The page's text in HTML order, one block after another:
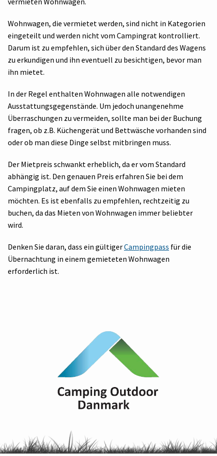
Wohnwagen, die vermietet werden, sind nicht in Kategorien
eingeteilt und werden nicht vom Campingrat kontrolliert.
Darum ist zu empfehlen, sich über den Standard des Wagens
zu erkundigen und ihn eventuell zu besichtigen, bevor man
ihn mietet.
In der Regel enthalten Wohnwagen alle notwendigen
Ausstattungsgegenstände. Um jedoch unangenehme
Überraschungen zu vermeiden, sollte man bei der Buchung
fragen, ob z.B. Küchengerät und Bettwäsche vorhanden sind
oder ob man diese Dinge selbst mitbringen muss.
Der Mietpreis schwankt erheblich, da er vom Standard
abhängig ist. Den genauen Preis erfahren Sie bei dem
Campingplatz, auf dem Sie einen Wohnwagen mieten
möchten. Es ist ebenfalls zu empfehlen, rechtzeitig zu
buchen, da das Mieten von Wohnwagen immer beliebter
wird.
Denken Sie daran, dass ein gültigerCampingpass für die
Übernachtung in einem gemieteten Wohnwagen
erforderlich ist.